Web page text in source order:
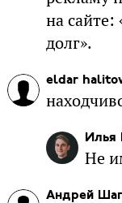
на сайте:
долг».
eldar
Илья
Не
Андрей